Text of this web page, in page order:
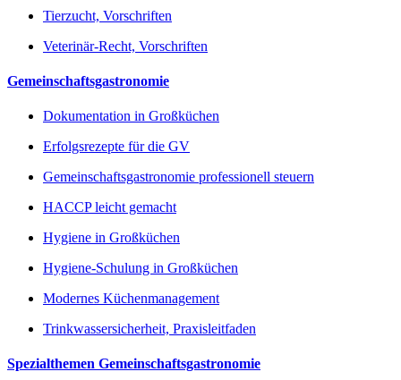
Tierzucht, Vorschriften
Veterinär-Recht, Vorschriften
Gemeinschaftsgastronomie
Dokumentation in Großküchen
Erfolgsrezepte für die GV
Gemeinschaftsgastronomie professionell steuern
HACCP leicht gemacht
Hygiene in Großküchen
Hygiene-Schulung in Großküchen
Modernes Küchenmanagement
Trinkwassersicherheit, Praxisleitfaden
Spezialthemen Gemeinschaftsgastronomie